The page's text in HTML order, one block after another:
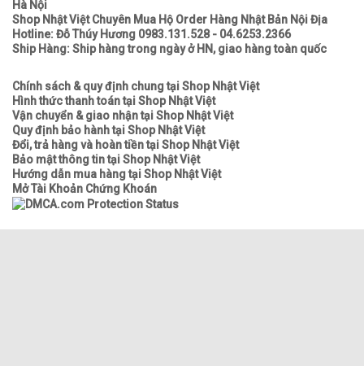
Hà Nội
Shop Nhật Việt Chuyên Mua Hộ Order Hàng Nhật Bản Nội Địa
Hotline: Đỗ Thúy Hương 0983.131.528 - 04.6253.2366
Ship Hàng: Ship hàng trong ngày ở HN, giao hàng toàn quốc
Chính sách & quy định chung tại Shop Nhật Việt
Hình thức thanh toán tại Shop Nhật Việt
Vận chuyển & giao nhận tại Shop Nhật Việt
Quy định bảo hành tại Shop Nhật Việt
Đổi, trả hàng và hoàn tiền tại Shop Nhật Việt
Bảo mật thông tin tại Shop Nhật Việt
Hướng dẫn mua hàng tại Shop Nhật Việt
Mở Tài Khoản Chứng Khoán